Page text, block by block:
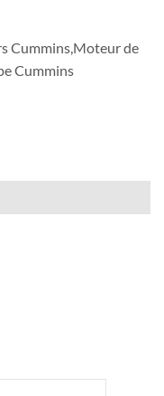
Cummins,Moteur de
Cummins